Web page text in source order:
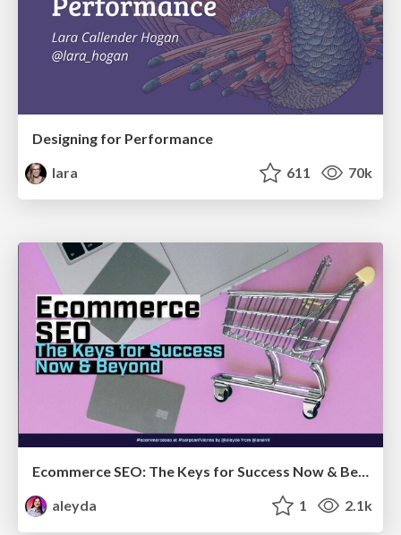
Designing for Performance
lara
611 70k
Ecommerce SEO: The Keys for Success Now & Beyond - #SERPConf2024
aleyda
1 2.1k